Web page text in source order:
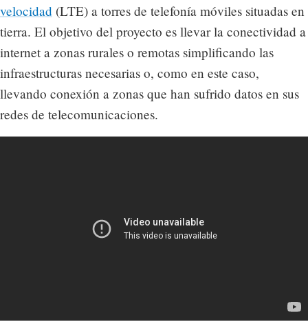
velocidad (LTE) a torres de telefonía móviles situadas en
tierra. El objetivo del proyecto es llevar la conectividad a
internet a zonas rurales o remotas simplificando las
infraestructuras necesarias o, como en este caso,
llevando conexión a zonas que han sufrido datos en sus
redes de telecomunicaciones.